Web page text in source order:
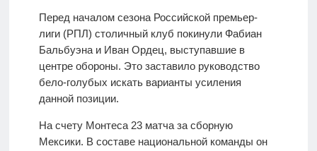
Перед началом сезона Российской премьер-
лиги (РПЛ) столичный клуб покинули Фабиан
Бальбуэна и Иван Ордец, выступавшие в
центре обороны. Это заставило руководство
бело-голубых искать варианты усиления
данной позиции.
На счету Монтеса 23 матча за сборную
Мексики. В составе национальной команды он